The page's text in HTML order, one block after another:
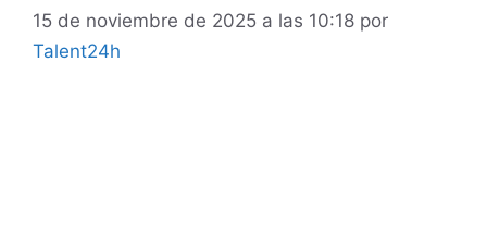
15 de noviembre de 2025 a las 10:18 por
Talent24h